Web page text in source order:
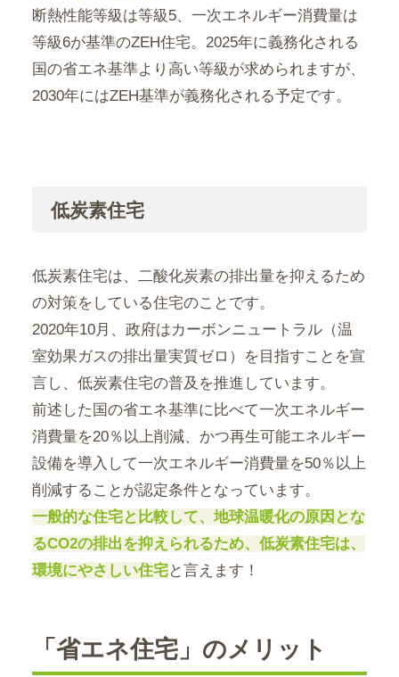
断熱性能等級は等級5、一次エネルギー消費量は
等級6が基準のZEH住宅。2025年に義務化される
国の省エネ基準より高い等級が求められますが、
2030年にはZEH基準が義務化される予定です。
低炭素住宅
低炭素住宅は、二酸化炭素の排出量を抑えるため
の対策をしている住宅のことです。
2020年10月、政府はカーボンニュートラル（温
室効果ガスの排出量実質ゼロ）を目指すことを宣
言し、低炭素住宅の普及を推進しています。
前述した国の省エネ基準に比べて一次エネルギー
消費量を20％以上削減、かつ再生可能エネルギー
設備を導入して一次エネルギー消費量を50％以上
削減することが認定条件となっています。
一般的な住宅と比較して、地球温暖化の原因とな
るCO2の排出を抑えられるため、低炭素住宅は、
環境にやさしい住宅と言えます！
「省エネ住宅」のメリット